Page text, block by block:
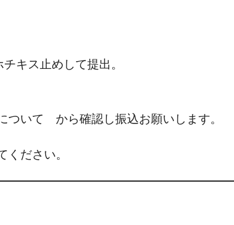
キス止めして提出。
ついて から確認し振込お願いします。
ください。